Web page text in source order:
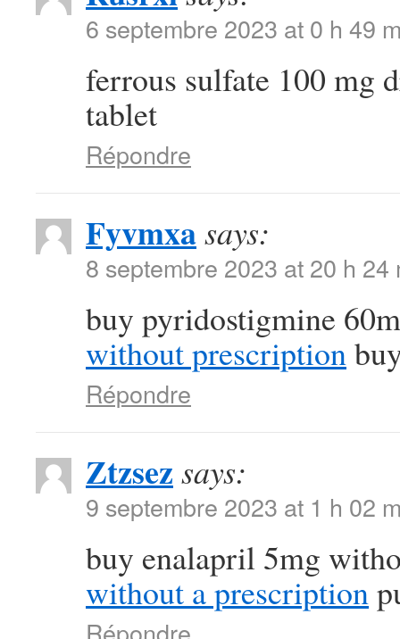
6 septembre 2023 at 0 h 49
ferrous sulfate 100 mg
tablet
Répondre
Fyvmxasays:
8 septembre 2023 at 20 h 24
buy pyridostigmine
without prescription
Répondre
Ztzsez says:
9 septembre 2023 at 1 h 02
buy enalapril 5mg
without a prescription